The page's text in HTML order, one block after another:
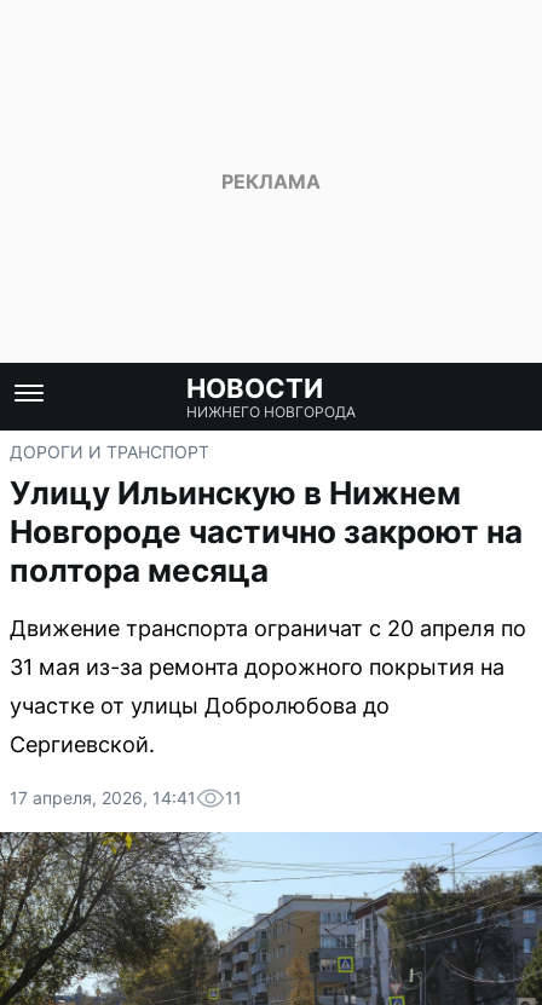
НОВОСТИ
НИЖНЕГО НОВГОРОДА
ДОРОГИ И ТРАНСПОРТ
Улицу Ильинскую в Нижнем
Новгороде частично закроют на
полтора месяца
Движение транспорта ограничат с 20 апреля по
31 мая из-за ремонта дорожного покрытия на
участке от улицы Добролюбова до
Сергиевской.
17 апреля, 2026, 14:41 11